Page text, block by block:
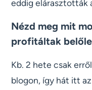
eddig elárasztották
Nézd meg mit
profitáltak belőle
Kb. 2 hete csak
blogon, így hát itt